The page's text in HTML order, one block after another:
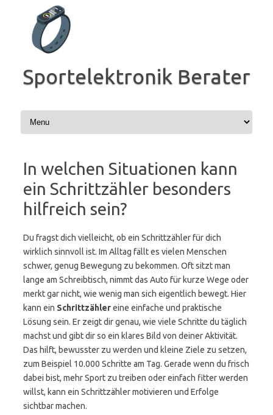
springen
Sportelektronik Berater
In welchen Situationen kann
ein Schrittzähler besonders
hilfreich sein?
Du fragst dich vielleicht, ob ein Schrittzähler für dich
wirklich sinnvoll ist. Im Alltag fällt es vielen Menschen
schwer, genug Bewegung zu bekommen. Oft sitzt man
lange am Schreibtisch, nimmt das Auto für kurze Wege oder
merkt gar nicht, wie wenig man sich eigentlich bewegt. Hier
kann ein Schrittzählereine einfache und praktische
Lösung sein. Er zeigt dir genau, wie viele Schritte du täglich
machst und gibt dir so ein klares Bild von deiner Aktivität.
Das hilft, bewusster zu werden und kleine Ziele zu setzen,
zum Beispiel 10.000 Schritte am Tag. Gerade wenn du frisch
dabei bist, mehr Sport zu treiben oder einfach fitter werden
willst, kann ein Schrittzähler motivieren und Erfolge
sichtbar machen.